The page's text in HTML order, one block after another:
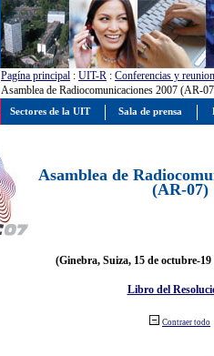
Pagína principal : UIT-R : Conferencias y
Asamblea de Radiocomunicaciones 2007 (AR-
Asamblea de
(AR-07)
(Ginebra, Suiza, 15 de octubre-19
Libro del
Contraer todo
Sectores de la UIT Sala de prensa